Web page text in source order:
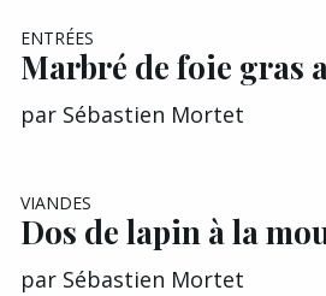
ENTRÉES
Marbré de foie gras
par Sébastien Mortet
VIANDES
Dos de lapin à la
par Sébastien Mortet